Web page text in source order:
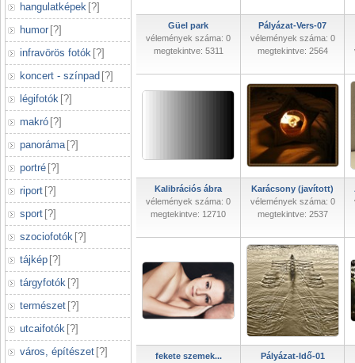
hangulatképek [?]
humor [?]
infravörös fotók [?]
koncert - színpad [?]
légifotók [?]
makró [?]
panoráma [?]
portré [?]
riport [?]
sport [?]
szociofotók [?]
tájkép [?]
tárgyfotók [?]
természet [?]
utcaifotók [?]
város, építészet [?]
Güel park
vélemények száma: 0
megtekintve: 5311
Pályázat-Vers-07
vélemények száma: 0
megtekintve: 2564
Kalibrációs ábra
vélemények száma: 0
megtekintve: 12710
Karácsony (javított)
vélemények száma: 0
megtekintve: 2537
fekete szemek...
Pályázat-Idő-01